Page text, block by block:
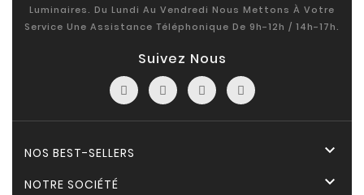
Luminaires. Du Lundi Au Vendredi Nous Mettons À Votre
Service Une Assistance Téléphonique De 9h-12h / 14h-17h.
Suivez Nous
NOS BEST-SELLERS 
NOTRE SOCIÉTÉ 